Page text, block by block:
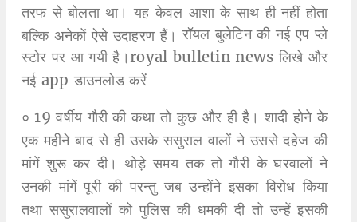
तरफ से बोलता था। यह केवल आशा के साथ ही नहीं होता
बल्कि अनेकों ऐसे उदाहरण हैं।रॉयल बुलेटिन की नई एप प्ले
स्टोर पर आ गयी है।royal bulletin news लिखे और
नई app डाउनलोड करें
० 19 वर्षीय गौरी की कथा तो कुछ और ही है। शादी होने के
एक महीने बाद से ही उसके ससुराल वालों ने उससे दहेज की
मांगें शुरू कर दी। थोड़े समय तक तो गौरी के घरवालों ने
उनकी मांगें पूरी की परन्तु जब उन्होंने इसका विरोध किया
तथा ससुरालवालों को पुलिस की धमकी दी तो उन्हें इसकी